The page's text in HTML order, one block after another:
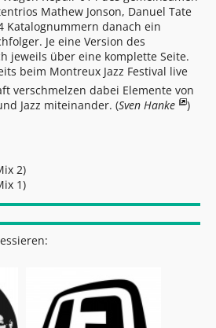
Mathew Jonson, Danuel Tate
Katalognummern danach ein
Je eine Version des
jeweils über eine komplette Seite.
beim Montreux Jazz Festival live
verschmelzen dabei Elemente von
Jazz miteinander. (Sven Hanke )
2)
1)